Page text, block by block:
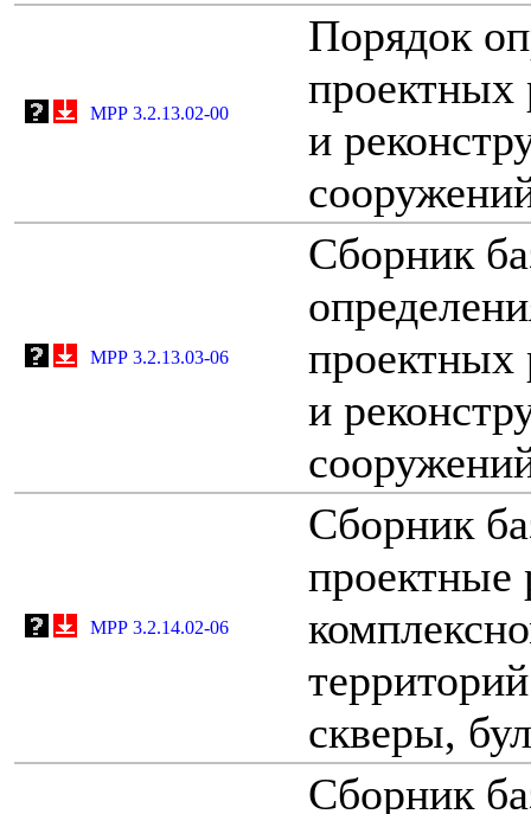
МРР 3.2.13.02-00
Порядок
проектных
и
МРР 3.2.13.03-06
Сборник
проектных
и
МРР 3.2.14.02-06
Сборник
проектные
скверы,
Сборник